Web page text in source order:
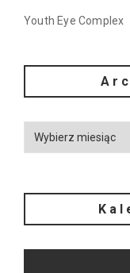
Youth Eye Complex